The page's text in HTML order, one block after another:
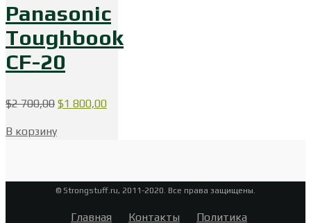
Panasonic
Toughbook
CF-20
$2 700,00 Первоначальная
$1 800,00Текущая
В корзину
© Strongstuff.ru, 2011-2020. Все права защищены.
Главная Контакты Политика